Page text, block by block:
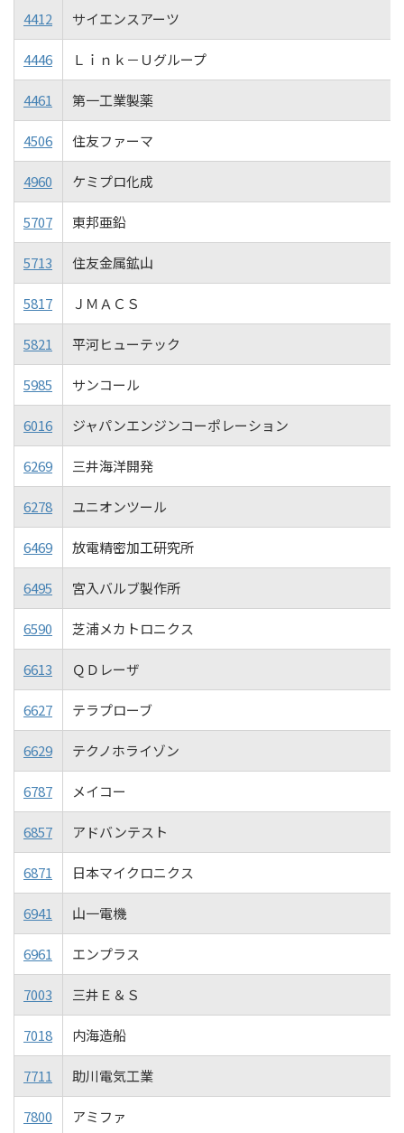
4412 サイエンスアーツ
4446 Ｌｉｎｋ－Ｕグループ
4461 第一工業製薬
4506 住友ファーマ
4960 ケミプロ化成
5707 東邦亜鉛
5713 住友金属鉱山
5817 ＪＭＡＣＳ
5821 平河ヒューテック
5985 サンコール
6016 ジャパンエンジンコーポレーション
6269 三井海洋開発
6278 ユニオンツール
6469 放電精密加工研究所
6495 宮入バルブ製作所
6590 芝浦メカトロニクス
6613 ＱＤレーザ
6627 テラプローブ
6629 テクノホライゾン
6787 メイコー
6857 アドバンテスト
6871 日本マイクロニクス
6941 山一電機
6961 エンプラス
7003 三井Ｅ＆Ｓ
7018 内海造船
7711 助川電気工業
7800 アミファ